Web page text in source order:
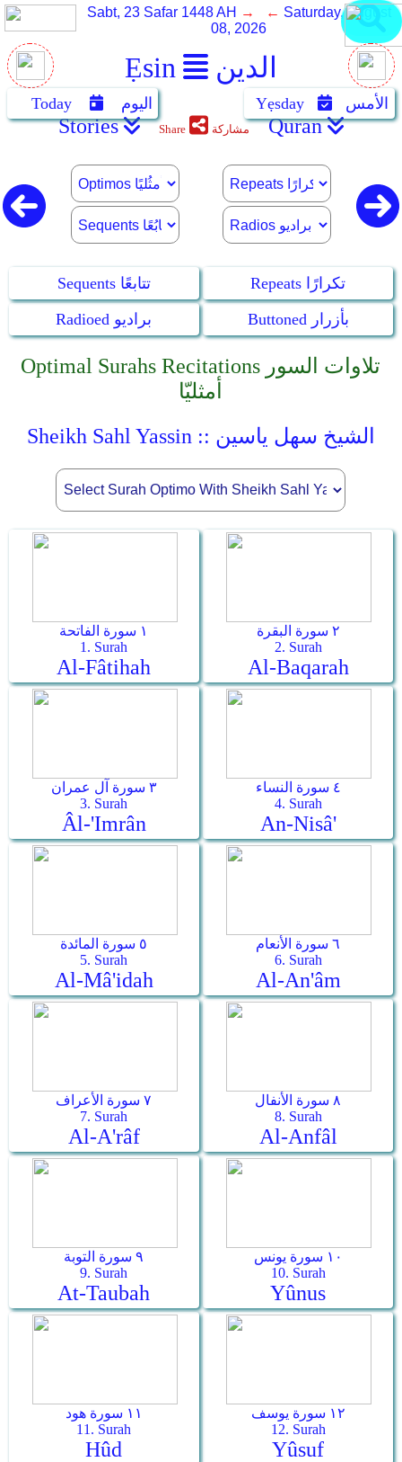
Ẹsin الدين
Sabt, 23 Safar 1448 AH → ← Saturday, August
08, 2026
Today اليوم Yẹsday الأمس
Stories Share مشاركة Quran
Sequents تتابعًا
Repeats تكرارًا
Radioed براديو
Buttoned بأزرار
Optimal Surahs Recitations تلاوات السور
أمثليّا
Sheikh Sahl Yassin :: الشيخ سهل ياسين
١ سورة الفاتحة
1. Surah
Al-Fâtihah
٢ سورة البقرة
2. Surah
Al-Baqarah
٣ سورة آل عمران
3. Surah
Âl-'Imrân
٤ سورة النساء
4. Surah
An-Nisâ'
٥ سورة المائدة
5. Surah
Al-Mâ'idah
٦ سورة الأنعام
6. Surah
Al-An'âm
٧ سورة الأعراف
7. Surah
Al-A'râf
٨ سورة الأنفال
8. Surah
Al-Anfâl
٩ سورة التوبة
9. Surah
At-Taubah
١٠ سورة يونس
10. Surah
Yûnus
١١ سورة هود
11. Surah
Hûd
١٢ سورة يوسف
12. Surah
Yûsuf